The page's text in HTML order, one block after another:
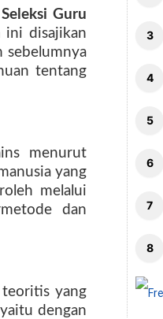
Guru
ini disajikan
sebelumnya
tentang
menurut
yang
melalui
dan
teoritis yang
dengan